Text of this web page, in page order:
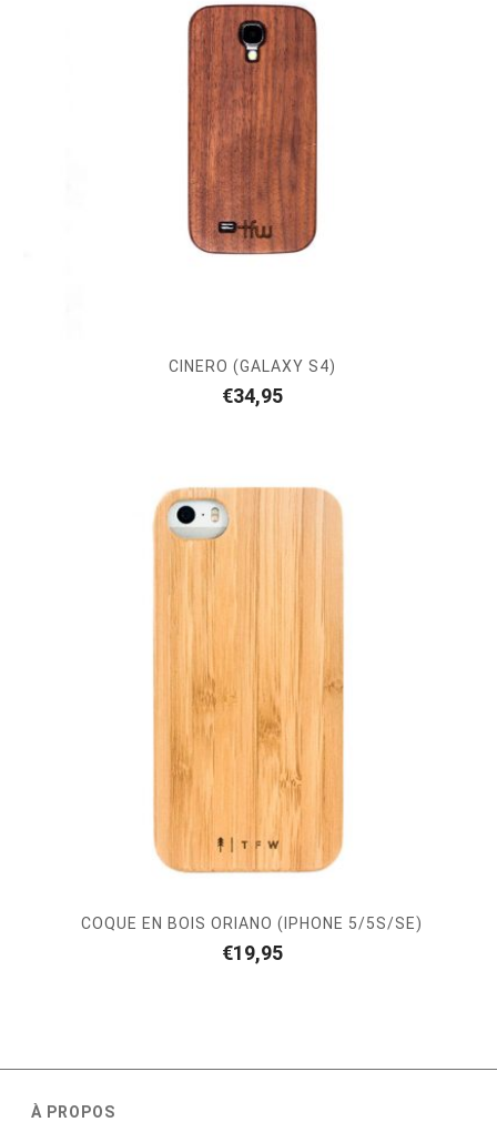
CINERO (GALAXY S4)
€34,95
COQUE EN BOIS ORIANO (IPHONE 5/5S/SE)
€19,95
À PROPOS